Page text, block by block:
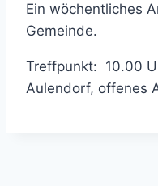
Ein wöchentliches
Gemeinde.
Treffpunkt: 10.00
Aulendorf, offenes